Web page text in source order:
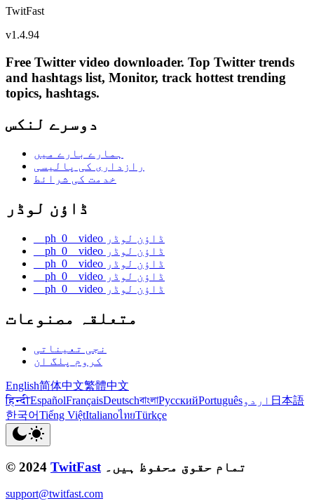
TwitFast
v1.4.94
Free Twitter video downloader. Top Twitter trends
and hashtags list, Monitor, track hottest trending
topics, hashtags.
دوسرے لنکس
ہمارے بارے میں
رازداری کی پالیسی
خدمت کی شرائط
ڈاؤن لوڈر
__ph_0__video ڈاؤن لوڈر
__ph_0__video ڈاؤن لوڈر
__ph_0__video ڈاؤن لوڈر
__ph_0__video ڈاؤن لوڈر
__ph_0__video ڈاؤن لوڈر
متعلقہ مصنوعات
نجی تعیناتی
کروم پلگ ان
English简体中文繁體中文
हिन्दीEspañolFrançaisDeutschবাংলাРусскийPortuguêsاردو 日本語
한국어Tiếng ViệtItalianoไทยTürkçe
© 2024 TwitFast تمام حقوق محفوظ ہیں۔
support@twitfast.com